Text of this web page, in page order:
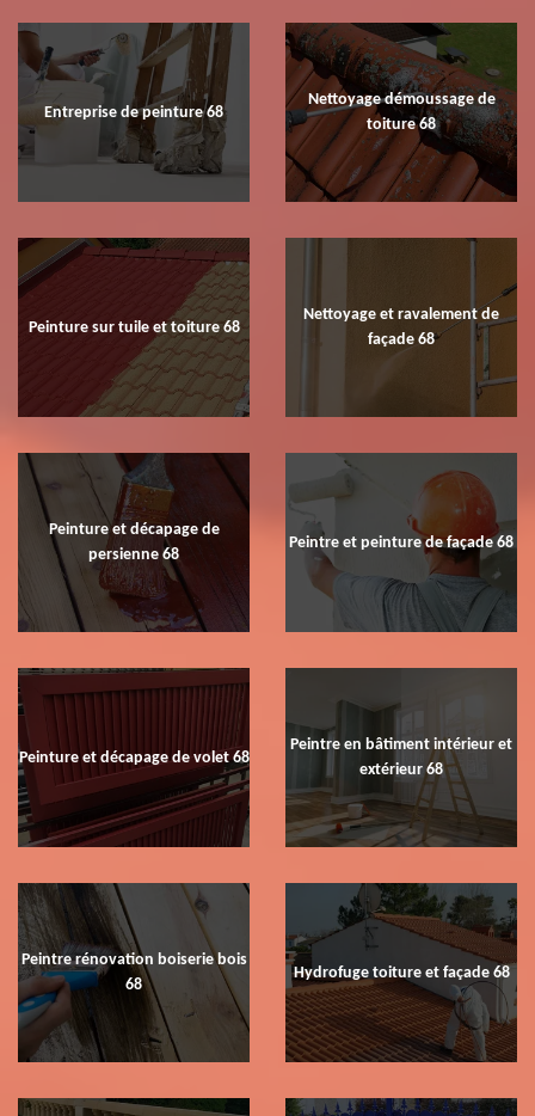
Entreprise de peinture 68
Nettoyage démoussage de
toiture 68
Peinture sur tuile et toiture 68
Nettoyage et ravalement de
façade 68
Peinture et décapage de
persienne 68
Peintre et peinture de façade 68
Peinture et décapage de volet 68
Peintre en bâtiment intérieur et
extérieur 68
Peintre rénovation boiserie bois
68
Hydrofuge toiture et façade 68